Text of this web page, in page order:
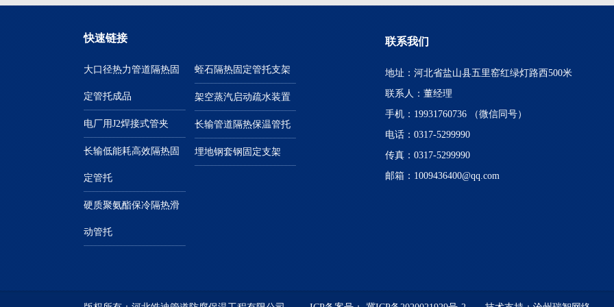
快速链接
大口径热力管道隔热固
定管托成品
电厂用J2焊接式管夹
长输低能耗高效隔热固
定管托
硬质聚氨酯保冷隔热滑
动管托
蛭石隔热固定管托支架
架空蒸汽启动疏水装置
长输管道隔热保温管托
埋地钢套钢固定支架
联系我们
地址：河北省盐山县五里窑红绿灯路西500米
联系人：董经理
手机：19931760736 （微信同号）
电话：0317-5299990
传真：0317-5299990
邮箱：1009436400@qq.com